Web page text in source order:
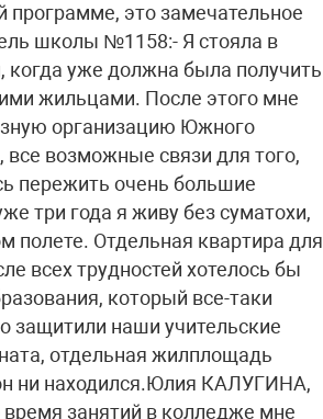
программе, это замечательное
школы №1158:- Я стояла в
когда уже должна была получить
жильцами. После этого мне
организацию Южного
все возможные связи для того,
пережить очень большие
три года я живу без суматохи,
полете. Отдельная квартира для
всех трудностей хотелось бы
который все-таки
защитили наши учительские
отдельная жилплощадь
ни находился.Юлия КАЛУГИНА,
занятий в колледже мне